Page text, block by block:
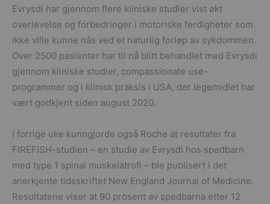
Evrysdi har gjennom flere kliniske studier vist økt
overlevelse og forbedringer i motoriske ferdigheter som
ikke ville kunne nås ved et naturlig forløp av sykdommen.
Over 2500 pasienter har til nå blitt behandlet med Evrysdi
gjennom kliniske studier, compassionate use-
programmer og i klinisk praksis i USA, der legemidlet har
vært godkjent siden august 2020.
I forrige uke kunngjorde også Roche at resultater fra
FIREFISH-studien – en studie av Evrysdi hos spedbarn
med type 1 spinal muskelatrofi – ble publisert i det
anerkjente tidsskriftet New England Journal of Medicine.
Resultatene viser at 90 prosent av spedbarna etter 12